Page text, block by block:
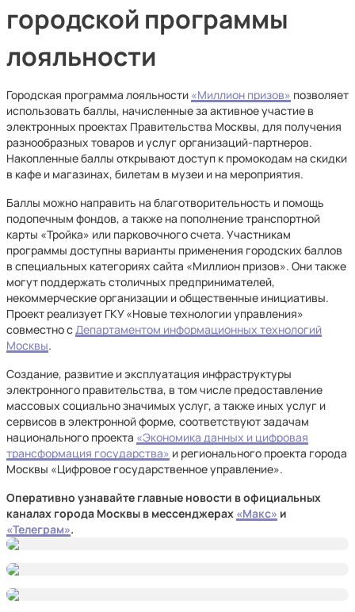
городской программы
лояльности
Городская программа лояльности «Миллион призов» позволяет
использовать баллы, начисленные за активное участие в
электронных проектах Правительства Москвы, для получения
разнообразных товаров и услуг организаций-партнеров.
Накопленные баллы открывают доступ к промокодам на скидки
в кафе и магазинах, билетам в музеи и на мероприятия.
Баллы можно направить на благотворительность и помощь
подопечным фондов, а также на пополнение транспортной
карты «Тройка» или парковочного счета. Участникам
программы доступны варианты применения городских баллов
в специальных категориях сайта «Миллион призов». Они также
могут поддержать столичных предпринимателей,
некоммерческие организации и общественные инициативы.
Проект реализует ГКУ «Новые технологии управления»
совместно сДепартаментом информационных технологий
Москвы.
Создание, развитие и эксплуатация инфраструктуры
электронного правительства, в том числе предоставление
массовых социально значимых услуг, а также иных услуг и
сервисов в электронной форме, соответствуют задачам
национального проекта «Экономика данных и цифровая
трансформация государства» и регионального проекта города
Москвы «Цифровое государственное управление».
Оперативно узнавайте главные новости в официальных
каналах города Москвы в мессенджерах «Макс» и
«Телеграм».